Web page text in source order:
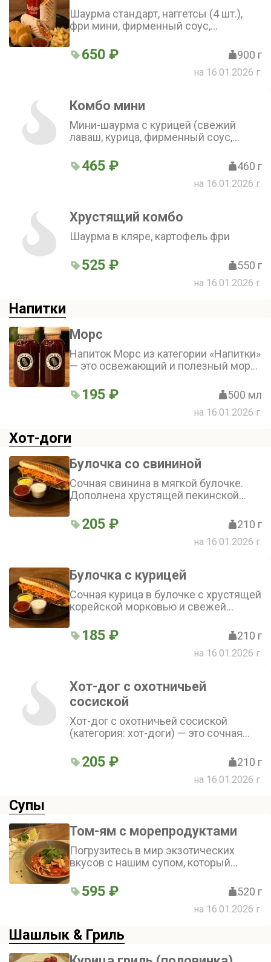
Шаурма стандарт, наггетсы (4 шт.),
фри мини, фирменный соус,
стайл кола» (300 мл)
650 ₽ 900 г
на 16.01.2026 г.
Комбо мини
Мини-шаурма с курицей (свежий
лаваш, курица, фирменный соус,
капуста и зелень), мини-картофель
фри, морс собственного
приготовления (клюква и смородина)
465 ₽ 460 г
на 16.01.2026 г.
Хрустящий комбо
Шаурма в кляре, картофель фри
525 ₽ 550 г
на 16.01.2026 г.
Напитки
Морс
Напиток Морс из категории «Напитки»
— это освежающий и полезный морс,
смородины. Насладитесь ярким
вкусом и ароматом лесных ягод!
195 ₽ 500 мл
на 16.01.2026 г.
Хот-доги
Булочка со свининой
Сочная свинина в мягкой булочке.
Дополнена хрустящей пекинской
Фирменный соус и соус барбекю
придают пикантности и
205 ₽ 210 г
на 16.01.2026 г.
Булочка с курицей
Сочная курица в булочке с хрустящей
корейской морковью и свежей
соус и соус барбекю добавляют
пикантности и глубины вкуса. Мягкая
булочка гармонично сочетается с
185 ₽ 210 г
на 16.01.2026 г.
Хот-дог с охотничьей
сосиской
Хот-дог с охотничьей сосиской
(категория: хот-доги) — это сочная
дополненная хрустящей пекинской
капустой и пикантной морковью по-
корейски. Богатый вкус блюда
205 ₽ 210 г
на 16.01.2026 г.
Супы
Том-ям с морепродуктами
Погрузитесь в мир экзотических
вкусов с нашим супом, который
Нежный вкус кокосового молока
гармонично сочетается с
морепродуктами - креветками,
кунжут и кунжутное масло
добавляют блюду неповторимые
нотки. Том-ям с морепродуктами -
595 ₽ 520 г
на 16.01.2026 г.
Шашлык & Гриль